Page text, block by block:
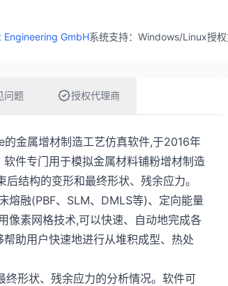
Engineering GmbH系统支持：Windows/Linux授
问题 授权代理商
金属增材制造工艺仿真软件,于2016年
件专门用于模拟金属材料铺粉增材制造
结构的变形和最终形状、残余应力。
融(PBF、SLM、DMLS等)、定向能量
像素网格技术,可以快速、自动地完成各
助用户快速地进行从堆积成型、热处
形状、残余应力的分析情况。软件可